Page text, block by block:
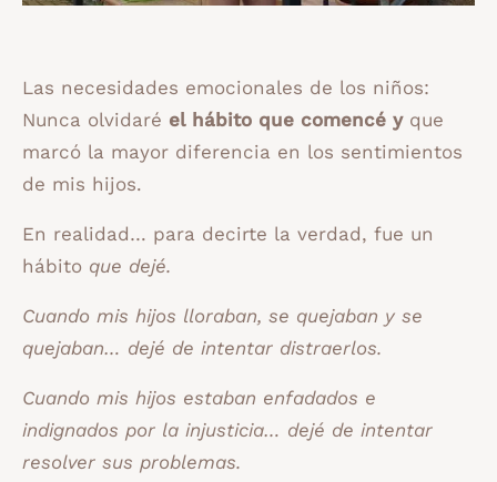
Las necesidades emocionales de los niños:
Nunca olvidaré el hábito que comencé yque
marcó la mayor diferencia en los sentimientos
de mis hijos.
En realidad… para decirte la verdad, fue un
hábito que dejé.
Cuando mis hijos lloraban, se quejaban y se
quejaban… dejé de intentar distraerlos.
Cuando mis hijos estaban enfadados e
indignados por la injusticia… dejé de intentar
resolver sus problemas.